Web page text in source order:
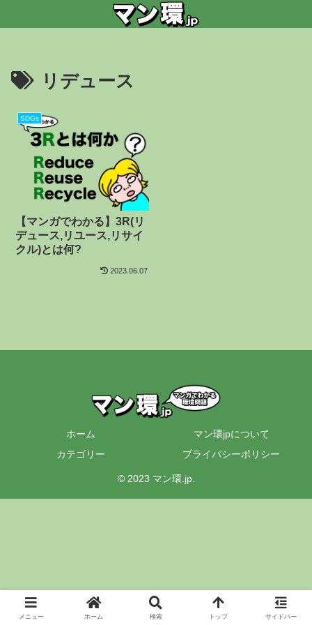
リデュース
SDGs
【マンガでわかる】3R(リ
デュース,リユース,リサイ
クル)とは何?
2023.06.07
ホーム
マン環jpについて
カテゴリー
プライバシーポリシー
© 2023 マン環.jp.
メニュー ホーム 検索 トップ サイドバー